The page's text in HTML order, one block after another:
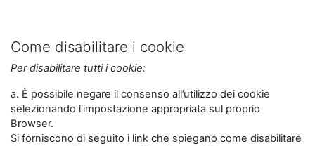
Come disabilitare i cookie
Per disabilitare tutti i cookie:
a. È possibile negare il consenso all’utilizzo dei cookie
selezionando l'impostazione appropriata sul proprio
Browser.
Si forniscono di seguito i link che spiegano come disabilitare